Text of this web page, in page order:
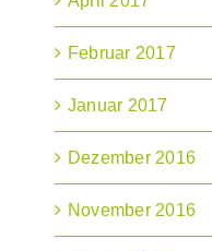
Februar 2017
Januar 2017
Dezember 2016
November 2016